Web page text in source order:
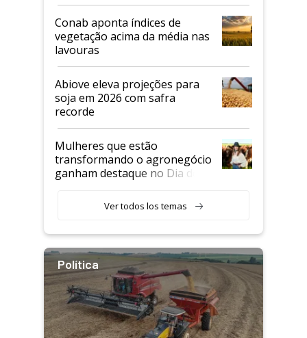
Conab aponta índices de
vegetação acima da média nas
lavouras
Abiove eleva projeções para
soja em 2026 com safra
recorde
Mulheres que estão
transformando o agronegócio
ganham destaque no Dia do
Ver todos los temas
Política